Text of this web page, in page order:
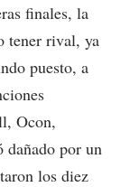
finales, la
tener rival, ya
puesto, a
Ocon,
por un
los diez